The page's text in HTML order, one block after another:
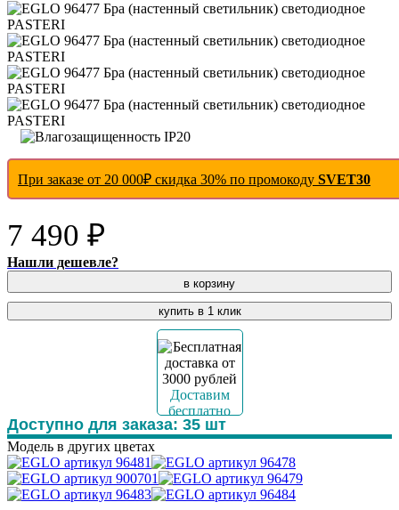
При заказе от 20 000₽ скидка 30% по промокоду SVET30
7 490 ₽
Нашли дешевле?
в корзину
купить в 1 клик
Доставим
бесплатно
Доступно для заказа: 35 шт
Модель в других цветах